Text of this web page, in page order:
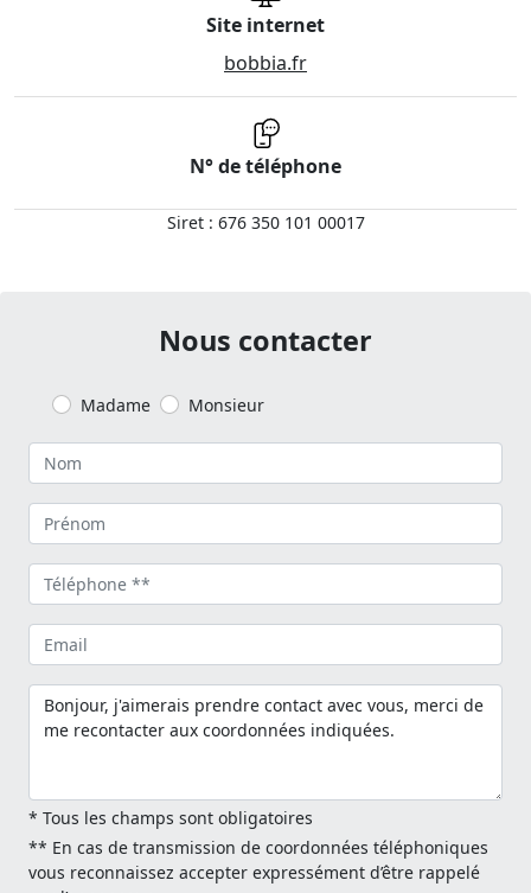
Site internet
bobbia.fr
N° de téléphone
Siret : 676 350 101 00017
Nous contacter
Madame Monsieur
* Tous les champs sont obligatoires
** En cas de transmission de coordonnées téléphoniques
vous reconnaissez accepter expressément d’être rappelé